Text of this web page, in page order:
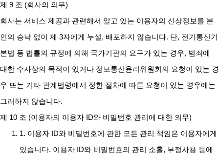
제 9 조 (회사의 의무)
회사는 서비스 제공과 관련해서 알고 있는 이용자의 신상정보를 본
인의 승낙 없이 제 3자에게 누설, 배포하지 않습니다. 단, 전기통신기
본법 등 법률의 규정에 의해 국가기관의 요구가 있는 경우, 범죄에
대한 수사상의 목적이 있거나 정보통신윤리위원회의 요청이 있는 경
우 또는 기타 관계법령에서 정한 절차에 따른 요청이 있는 경우에는
그러하지 않습니다.
제 10 조 (이용자의 이용자 ID와 비밀번호 관리에 대한 의무)
1. 이용자 ID와 비밀번호에 관한 모든 관리 책임은 이용자에게
있습니다. 이용자 ID와 비밀번호의 관리 소홀, 부정사용 등에